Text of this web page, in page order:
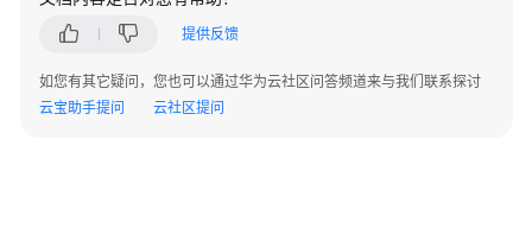
简
介
提供反馈
如您有其它疑问，您也可以通过华为云社区问答频道来与我们联系探讨
云宝助手提问
云社区提问